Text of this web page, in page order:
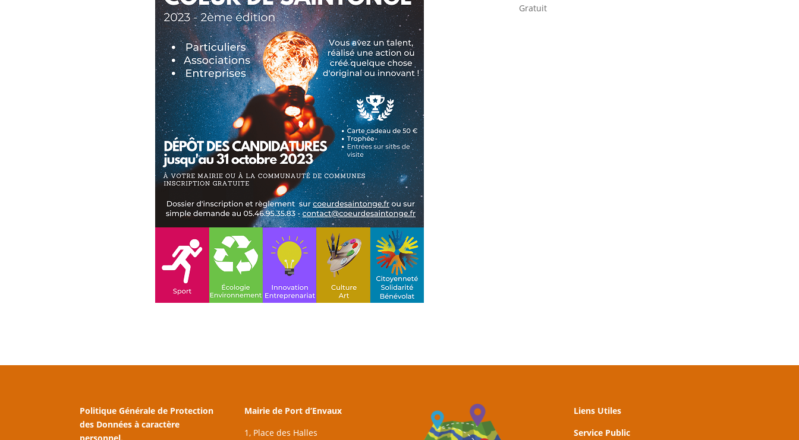
Gratuit
Politique Générale de Protection
des Données à caractère
personnel.
Mairie de Port d’Envaux
1, Place des Halles
Liens Utiles
Service Public